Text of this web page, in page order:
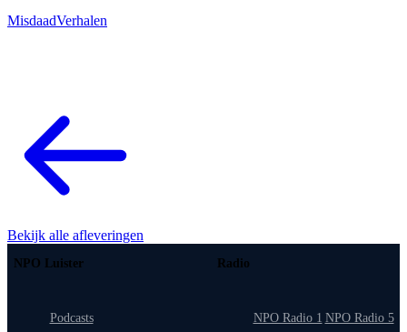
MisdaadVerhalen
Bekijk alle afleveringen
NPO Luister
Podcasts
Radio
NPO Radio 1 NPO Radio 5